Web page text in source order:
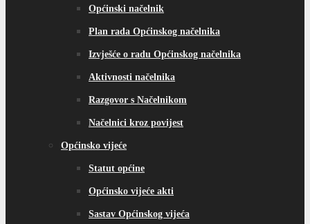
Općinski načelnik
Plan rada Općinskog načelnika
Izvješće o radu Općinskog načelnika
Aktivnosti načelnika
Razgovor s Načelnikom
Načelnici kroz povijest
Općinsko vijeće
Statut općine
Općinsko vijeće akti
Sastav Općinskog vijeća